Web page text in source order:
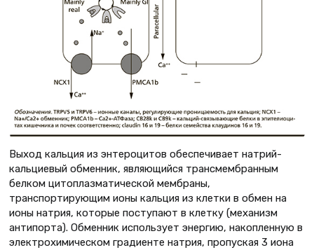
Выход кальция из энтероцитов обеспечивает натрий-
кальциевый обменник, являющийся трансмембранным
белком цитоплазматической мембраны,
транспортирующим ионы кальция из клетки в обмен на
ионы натрия, которые поступают в клетку (механизм
антипорта). Обменник использует энергию, накопленную в
электрохимическом градиенте натрия, пропуская 3 иона